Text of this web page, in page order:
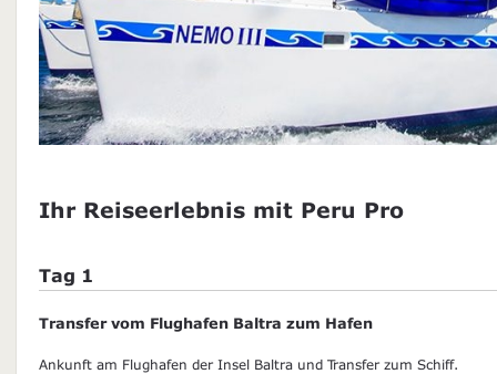
Ihr Reiseerlebnis mit Peru Pro
Tag 1
Transfer vom Flughafen Baltra zum Hafen
Ankunft am Flughafen der Insel Baltra und Transfer zum Schiff.